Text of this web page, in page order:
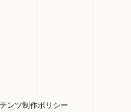
ンツ制作ポリシー